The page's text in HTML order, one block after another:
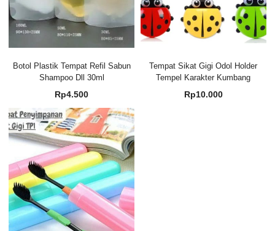
Botol Plastik Tempat Refil Sabun
Shampoo Dll 30ml
Rp4.500
Tempat Sikat Gigi Odol Holder
Tempel Karakter Kumbang
Rp10.000